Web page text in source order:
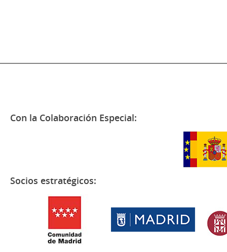
Con la Colaboración Especial:
Socios estratégicos: